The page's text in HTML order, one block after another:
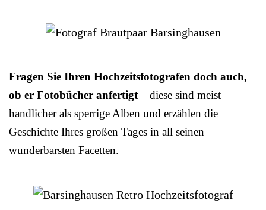
Fragen Sie Ihren Hochzeitsfotografen doch auch,
ob er Fotobücher anfertigt– diese sind meist
handlicher als sperrige Alben und erzählen die
Geschichte Ihres großen Tages in all seinen
wunderbarsten Facetten.